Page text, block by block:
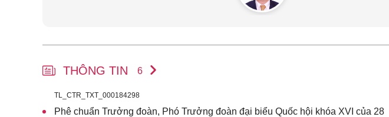
THÔNG TIN 6
TL_CTR_TXT_000184298
Phê chuẩn Trưởng đoàn, Phó Trưởng đoàn đại biểu Quốc hội khóa XVI của 28